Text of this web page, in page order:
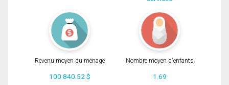
Revenu moyen du ménage
100 840.52 $
Nombre moyen d'enfants
1.69